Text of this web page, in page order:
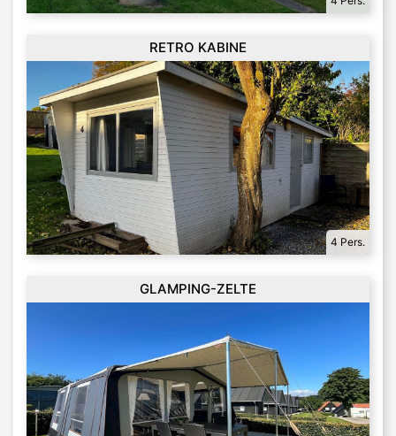
RETRO KABINE
4 Pers.
GLAMPING-ZELTE